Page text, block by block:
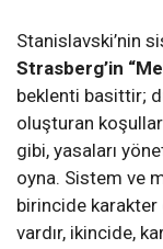
Stanislavski’nin
Strasberg’in
beklenti basittir;
oluşturan
gibi, yasaları
oyna. Sistem ve
birincide karakter
vardır, ikincide,